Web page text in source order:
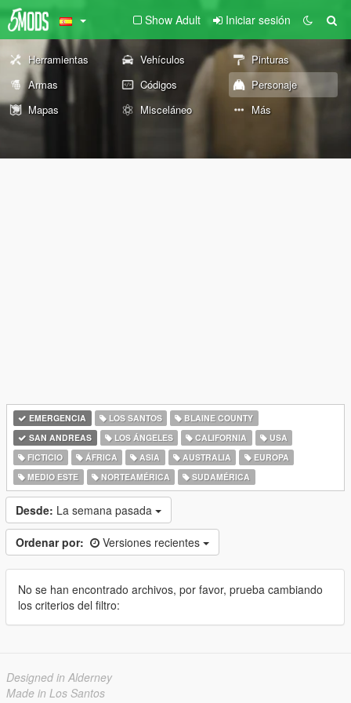
Show Adult Iniciar sesión
Herramientas Vehículos
Pinturas
Armas
Códigos
Personaje
Mapas
Misceláneo Más
EMERGENCIA LOS SANTOS
BLAINE COUNTY
SAN ANDREAS
LOS ÁNGELES CALIFORNIA
USA
FICTICIO
ÁFRICA ASIA AUSTRALIA
EUROPA
MEDIO ESTE
NORTEAMÉRICA SUDAMÉRICA
Desde: La semana pasada
Ordenar por: Versiones recientes
No se han encontrado archivos, por favor, prueba cambiando
los criterios del filtro:
Designed in Alderney
Made in Los Santos